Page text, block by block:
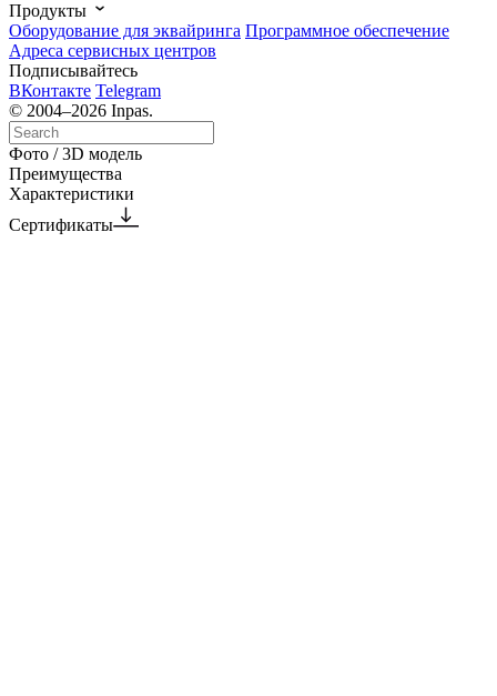
Продукты
Оборудование для эквайринга Программное обеспечение
Адреса сервисных центров
Подписывайтесь
ВКонтакте Telegram
© 2004–2026 Inpas.
Фото / 3D модель
Преимущества
Характеристики
Сертификаты